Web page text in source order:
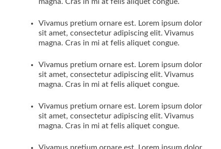
Vivamus pretium ornare est. Lorem ipsum dolor
sit amet, consectetur adipiscing elit. Vivamus
magna. Cras in mi at felis aliquet congue.
Vivamus pretium ornare est. Lorem ipsum dolor
sit amet, consectetur adipiscing elit. Vivamus
magna. Cras in mi at felis aliquet congue.
Vivamus pretium ornare est. Lorem ipsum dolor
sit amet, consectetur adipiscing elit. Vivamus
magna. Cras in mi at felis aliquet congue.